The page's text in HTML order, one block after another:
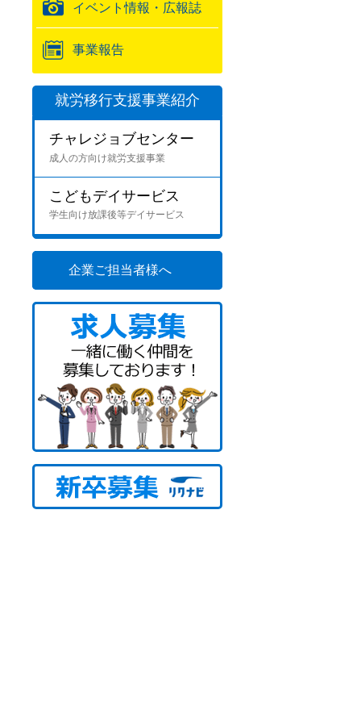
イベント情報・広報誌
事業報告
就労移行支援事業紹介
チャレジョブセンター
成人の方向け就労支援事業
こどもデイサービス
学生向け放課後等デイサービス
企業ご担当者様へ